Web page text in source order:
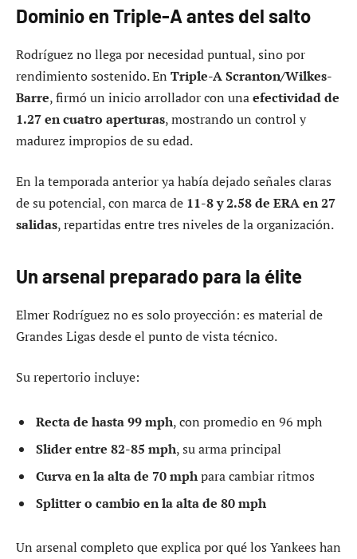
Dominio en Triple-A antes del salto
Rodríguez no llega por necesidad puntual, sino por
rendimiento sostenido. En Triple-A Scranton/Wilkes-
Barre, firmó un inicio arrollador con unaefectividad de
1.27 en cuatro aperturas, mostrando un control y
madurez impropios de su edad.
En la temporada anterior ya había dejado señales claras
de su potencial, con marca de 11-8 y 2.58 de ERA en 27
salidas, repartidas entre tres niveles de la organización.
Un arsenal preparado para la élite
Elmer Rodríguez no es solo proyección: es material de
Grandes Ligas desde el punto de vista técnico.
Su repertorio incluye:
Recta de hasta 99 mph, con promedio en 96 mph
Slider entre 82-85 mph, su arma principal
Curva en la alta de 70 mphpara cambiar ritmos
Splitter o cambio en la alta de 80 mph
Un arsenal completo que explica por qué los Yankees han